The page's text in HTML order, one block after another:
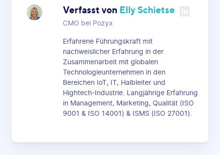
Verfasst von Elly Schietse
CMO bei Pozyx
Erfahrene Führungskraft mit
nachweislicher Erfahrung in der
Zusammenarbeit mit globalen
Technologieunternehmen in den
Bereichen IoT, IT, Halbleiter und
Hightech-Industrie. Langjährige Erfahrung
in Management, Marketing, Qualität (ISO
9001 & ISO 14001) & ISMS (ISO 27001).